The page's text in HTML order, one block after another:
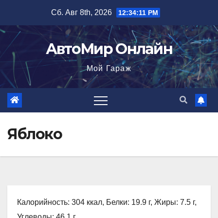
содержимому
Сб. Авг 8th, 2026 12:34:12 PM
АвтоМир Онлайн
Мой Гараж
Яблоко
Калорийность: 304 ккал, Белки: 19.9 г, Жиры: 7.5 г,